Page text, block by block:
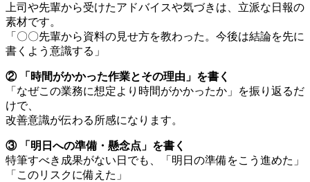
上司や先輩から受けたアドバイスや気づきは、立派な日報の
素材です。
「〇〇先輩から資料の見せ方を教わった。今後は結論を先に
書くよう意識する」
② 「時間がかかった作業とその理由」を書く
「なぜこの業務に想定より時間がかかったか」を振り返るだ
けで、
改善意識が伝わる所感になります。
③ 「明日への準備・懸念点」を書く
特筆すべき成果がない日でも、「明日の準備をこう進めた」
「このリスクに備えた」